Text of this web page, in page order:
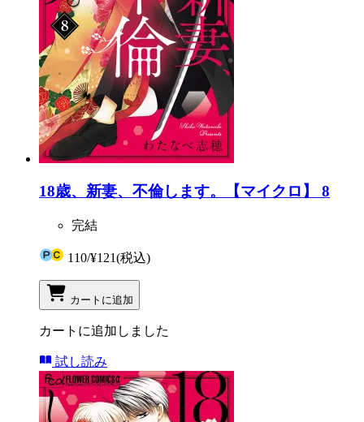
18歳、新妻、不倫します。【マイクロ】 8
完結
110/¥121(税込)
カートに追加
カートに追加しました
試し読み